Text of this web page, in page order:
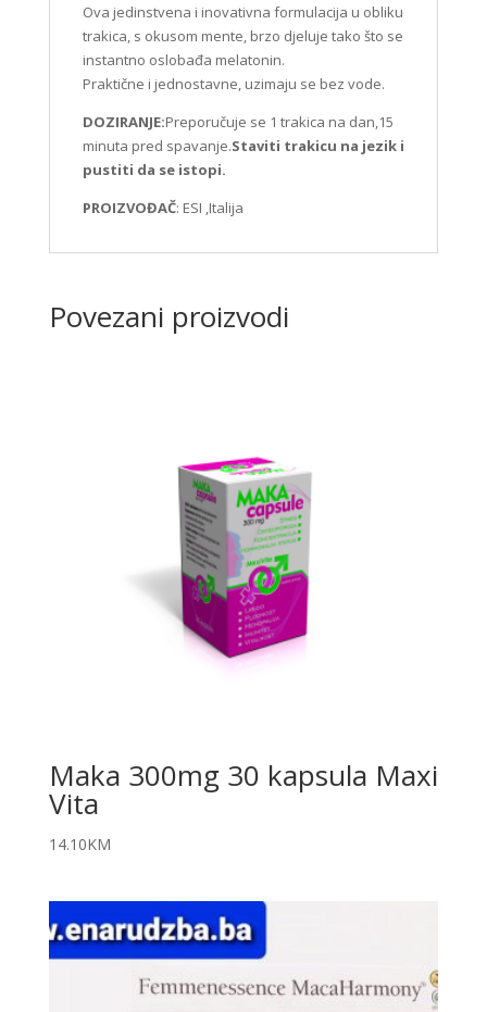
Ova jedinstvena i inovativna formulacija u obliku
trakica, s okusom mente, brzo djeluje tako što se
instantno oslobađa melatonin.
Praktične i jednostavne, uzimaju se bez vode.
DOZIRANJE:Preporučuje se 1 trakica na dan,15
minuta pred spavanje.Staviti trakicu na jezik i
pustiti da se istopi.
PROIZVOĐAČ: ESI ,Italija
Povezani proizvodi
Maka 300mg 30 kapsula Maxi
Vita
14.10KM